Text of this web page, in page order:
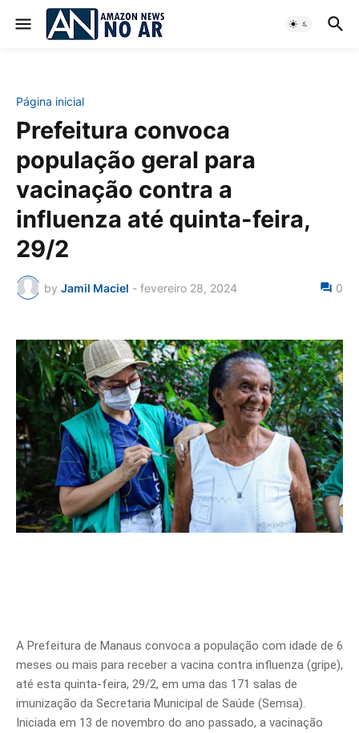
Página inicial
Prefeitura convoca
população geral para
vacinação contra a
influenza até quinta-feira,
29/2
by Jamil Maciel - fevereiro 28, 2024 0
A Prefeitura de Manaus convoca a população com idade de 6
meses ou mais para receber a vacina contra influenza (gripe),
até esta quinta-feira, 29/2, em uma das 171 salas de
imunização da Secretaria Municipal de Saúde (Semsa).
Iniciada em 13 de novembro do ano passado, a vacinação